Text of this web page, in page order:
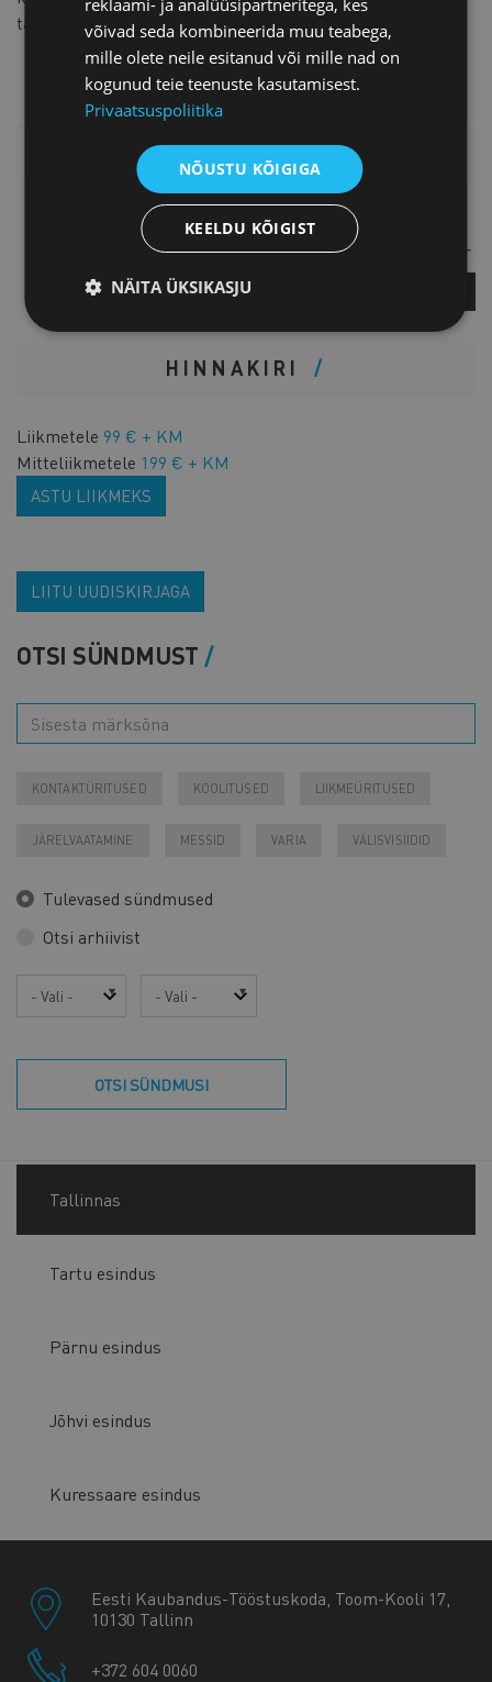
taskuhäälingutes. Rohkem infot leiabwww.birgit-itse.com
LISAINFO
Liisi Kirschenberg
Eksporditeenuste koordinaator
HINNAKIRI
Liikmetele 99 € + KM
Mitteliikmetele 199 € + KM
ASTU LIIKMEKS
LIITU UUDISKIRJAGA
OTSI SÜNDMUST
KONTAKTÜRITUSED KOOLITUSED LIIKMEÜRITUSED
JÄRELVAATAMINE MESSID VARIA VÄLISVISIIDID
Tulevased sündmused
Otsi arhiivist
Aasta Kuu
OTSI SÜNDMUSI
Tallinnas
Tartu esindus
Pärnu esindus
Jõhvi esindus
Kuressaare esindus
Eesti Kaubandus-Tööstuskoda, Toom-Kooli 17,
10130 Tallinn
+372 604 0060
võivad seda kombineerida muu teabega,
mille olete neile esitanud või mille nad on
kogunud teie teenuste kasutamisest.
Privaatsuspoliitika
NÕUSTU KÕIGIGA
KEELDU KÕIGIST
NÄITA ÜKSIKASJU